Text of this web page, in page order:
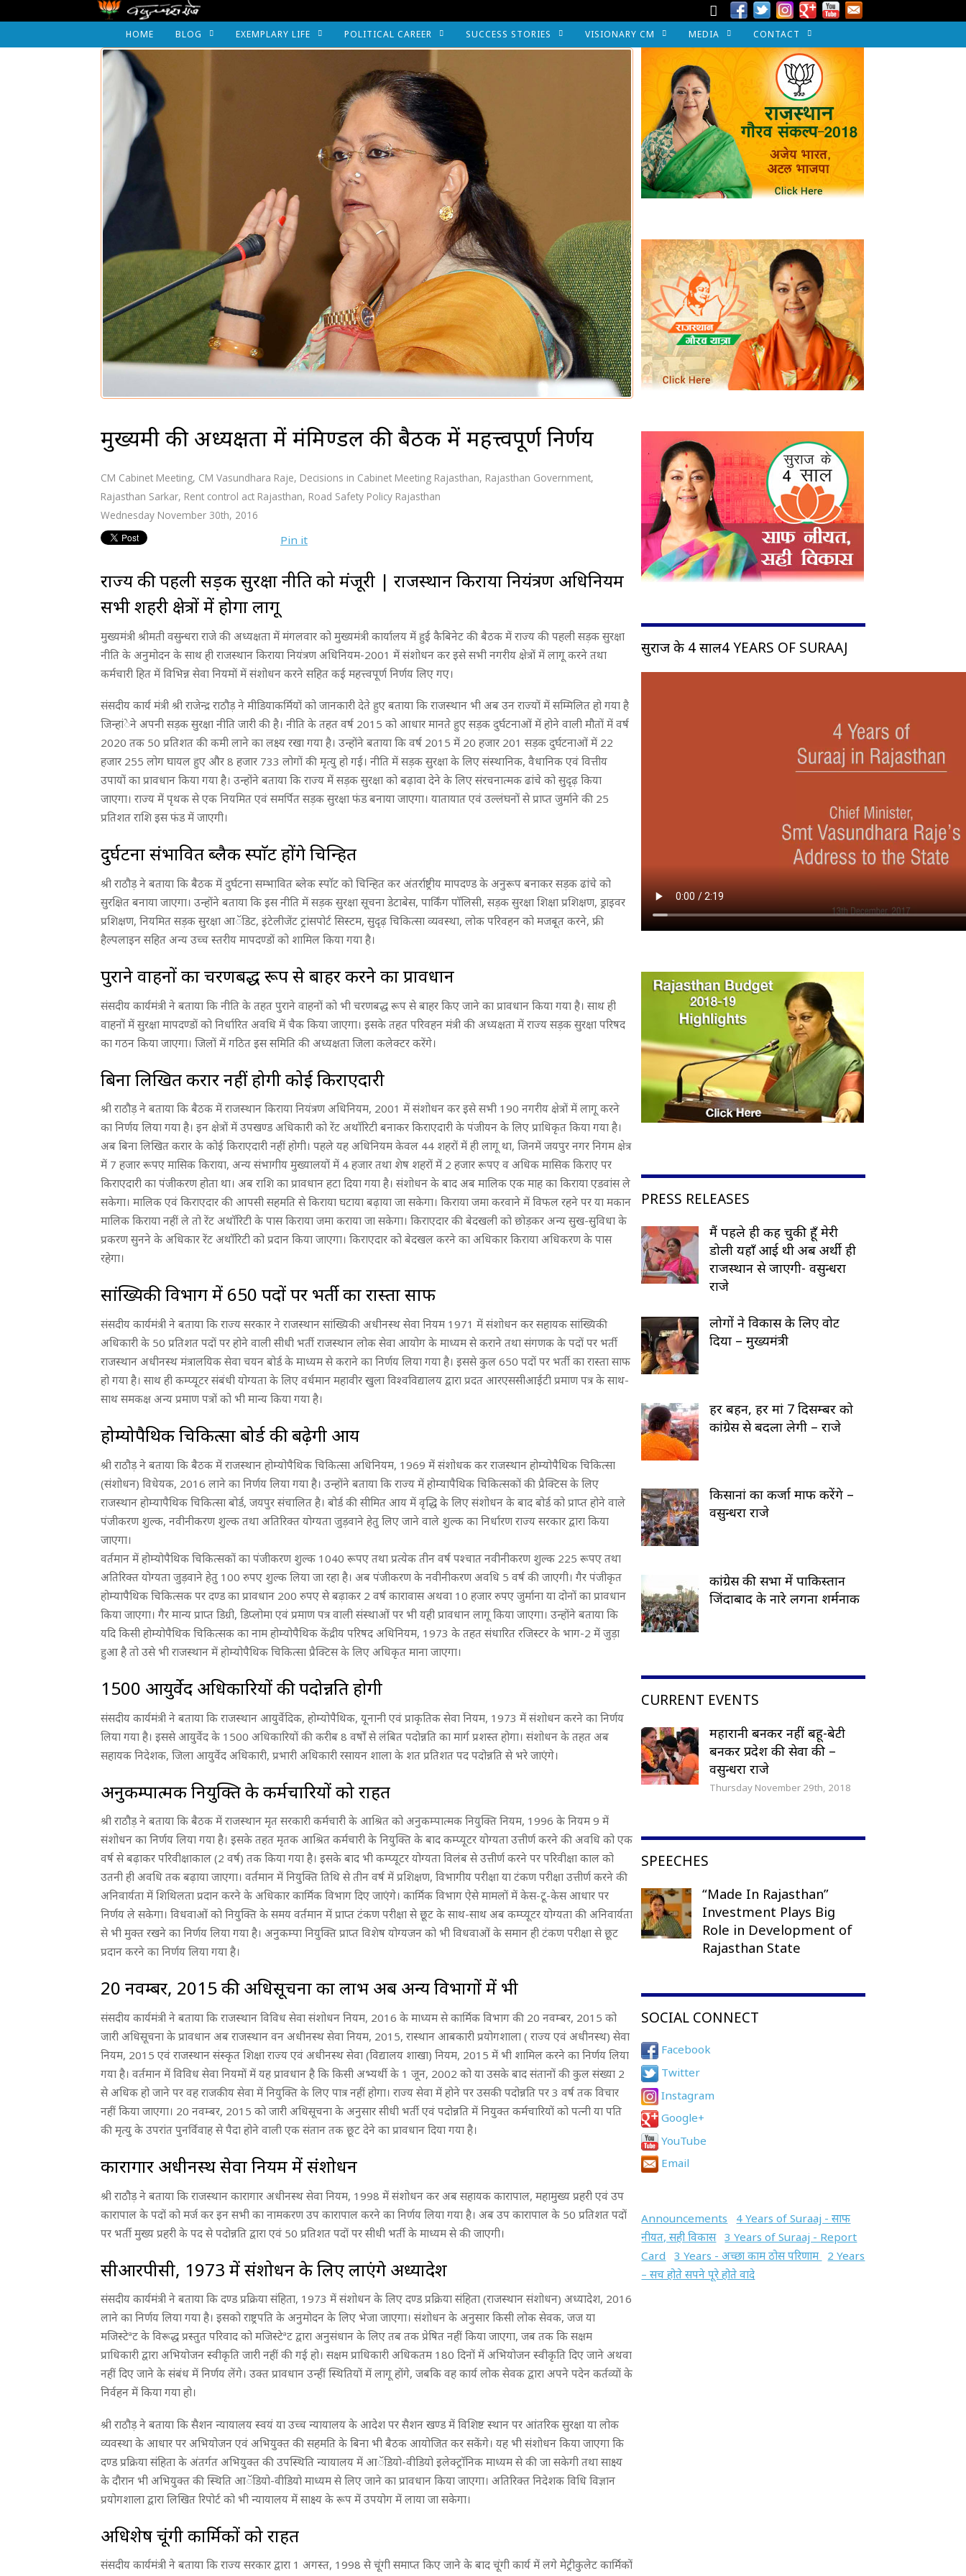
HOME BLOG EXEMPLARY LIFE POLITICAL CAREER SUCCESS STORIES VISIONARY CM MEDIA CONTACT
मुख्यमंत्री की अध्यक्षता में मंत्रिमण्डल की बैठक में महत्त्वपूर्ण निर्णय
CM Cabinet Meeting, CM Vasundhara Raje, Decisions in Cabinet Meeting Rajasthan, Rajasthan Government,
Rajasthan Sarkar, Rent control act Rajasthan, Road Safety Policy Rajasthan
Wednesday November 30th, 2016
Pin it
राज्य की पहली सड़क सुरक्षा नीति को मंजूरी | राजस्थान किराया नियंत्रण अधिनियम
सभी शहरी क्षेत्रों में होगा लागू
मुख्यमंत्री श्रीमती वसुन्धरा राजे की अध्यक्षता में मंगलवार को मुख्यमंत्री कार्यालय में हुई कैबिनेट की बैठक में राज्य की पहली सड़क सुरक्षा
नीति के अनुमोदन के साथ ही राजस्थान किराया नियंत्रण अधिनियम-2001 में संशोधन कर इसे सभी नगरीय क्षेत्रों में लागू करने तथा
कर्मचारी हित में विभिन्न सेवा नियमों में संशोधन करने सहित कई महत्त्वपूर्ण निर्णय लिए गए।
संसदीय कार्य मंत्री श्री राजेन्द्र राठौड़ ने मीडियाकर्मियों को जानकारी देते हुए बताया कि राजस्थान भी अब उन राज्यों में सम्मिलित हो गया है
जिन्हांेने अपनी सड़क सुरक्षा नीति जारी की है। नीति के तहत वर्ष 2015 को आधार मानते हुए सड़क दुर्घटनाओं में होने वाली मौतों में वर्ष
2020 तक 50 प्रतिशत की कमी लाने का लक्ष्य रखा गया है। उन्होंने बताया कि वर्ष 2015 में 20 हजार 201 सड़क दुर्घटनाओं में 22
हजार 255 लोग घायल हुए और 8 हजार 733 लोगों की मृत्यु हो गई। नीति में सड़क सुरक्षा के लिए संस्थानिक, वैधानिक एवं वित्तीय
उपायों का प्रावधान किया गया है। उन्होंने बताया कि राज्य में सड़क सुरक्षा को बढ़ावा देने के लिए संरचनात्मक ढांचे को सुदृढ़ किया
जाएगा। राज्य में पृथक से एक नियमित एवं समर्पित सड़क सुरक्षा फंड बनाया जाएगा। यातायात एवं उल्लंघनों से प्राप्त जुर्माने की 25
प्रतिशत राशि इस फंड में जाएगी।
दुर्घटना संभावित ब्लैक स्पाॅट होंगे चिन्हित
श्री राठौड़ ने बताया कि बैठक में दुर्घटना सम्भावित ब्लेक स्पाॅट को चिन्हित कर अंतर्राष्ट्रीय मापदण्ड के अनुरूप बनाकर सड़क ढांचे को
सुरक्षित बनाया जाएगा। उन्होंने बताया कि इस नीति में सड़क सुरक्षा सूचना डेटाबेस, पार्किंग पाॅलिसी, सड़क सुरक्षा शिक्षा प्रशिक्षण, ड्राइवर
प्रशिक्षण, नियमित सड़क सुरक्षा आॅडिट, इंटेलीजेंट ट्रांसपोर्ट सिस्टम, सुदृढ़ चिकित्सा व्यवस्था, लोक परिवहन को मजबूत करने, फ्री
हैल्पलाइन सहित अन्य उच्च स्तरीय मापदण्डों को शामिल किया गया है।
पुराने वाहनों का चरणबद्ध रूप से बाहर करने का प्रावधान
संसदीय कार्यमंत्री ने बताया कि नीति के तहत पुराने वाहनों को भी चरणबद्ध रूप से बाहर किए जाने का प्रावधान किया गया है। साथ ही
वाहनों में सुरक्षा मापदण्डों को निर्धारित अवधि में चैक किया जाएगा। इसके तहत परिवहन मंत्री की अध्यक्षता में राज्य सड़क सुरक्षा परिषद
का गठन किया जाएगा। जिलों में गठित इस समिति की अध्यक्षता जिला कलेक्टर करेंगे।
बिना लिखित करार नहीं होगी कोई किराएदारी
श्री राठौड़ ने बताया कि बैठक में राजस्थान किराया नियंत्रण अधिनियम, 2001 में संशोधन कर इसे सभी 190 नगरीय क्षेत्रों में लागू करने
का निर्णय लिया गया है। इन क्षेत्रों में उपखण्ड अधिकारी को रेंट अथाॅरिटी बनाकर किराएदारी के पंजीयन के लिए प्राधिकृत किया गया है।
अब बिना लिखित करार के कोई किराएदारी नहीं होगी। पहले यह अधिनियम केवल 44 शहरों में ही लागू था, जिनमें जयपुर नगर निगम क्षेत्र
में 7 हजार रूपए मासिक किराया, अन्य संभागीय मुख्यालयों में 4 हजार तथा शेष शहरों में 2 हजार रूपए व अधिक मासिक किराए पर
किराएदारी का पंजीकरण होता था। अब राशि का प्रावधान हटा दिया गया है। संशोधन के बाद अब मालिक एक माह का किराया एडवांस ले
सकेगा। मालिक एवं किराएदार की आपसी सहमति से किराया घटाया बढ़ाया जा सकेगा। किराया जमा करवाने में विफल रहने पर या मकान
मालिक किराया नहीं ले तो रेंट अथाॅरिटी के पास किराया जमा कराया जा सकेगा। किराएदार की बेदखली को छोड़कर अन्य सुख-सुविधा के
प्रकरण सुनने के अधिकार रेंट अथाॅरिटी को प्रदान किया जाएगा। किराएदार को बेदखल करने का अधिकार किराया अधिकरण के पास
रहेगा।
सांख्यिकी विभाग में 650 पदों पर भर्ती का रास्ता साफ
संसदीय कार्यमंत्री ने बताया कि राज्य सरकार ने राजस्थान सांख्यिकी अधीनस्थ सेवा नियम 1971 में संशोधन कर सहायक सांख्यिकी
अधिकारी के 50 प्रतिशत पदों पर होने वाली सीधी भर्ती राजस्थान लोक सेवा आयोग के माध्यम से कराने तथा संगणक के पदों पर भर्ती
राजस्थान अधीनस्थ मंत्रालयिक सेवा चयन बोर्ड के माध्यम से कराने का निर्णय लिया गया है। इससे कुल 650 पदों पर भर्ती का रास्ता साफ
हो गया है। साथ ही कम्प्यूटर संबंधी योग्यता के लिए वर्धमान महावीर खुला विश्वविद्यालय द्वारा प्रदत आरएससीआईटी प्रमाण पत्र के साथ-
साथ समकक्ष अन्य प्रमाण पत्रों को भी मान्य किया गया है।
होम्योपैथिक चिकित्सा बोर्ड की बढे़गी आय
श्री राठौड़ ने बताया कि बैठक में राजस्थान होम्योपैथिक चिकित्सा अधिनियम, 1969 में संशोधक कर राजस्थान होम्योपैथिक चिकित्सा
(संशोधन) विधेयक, 2016 लाने का निर्णय लिया गया है। उन्होंने बताया कि राज्य में होम्यापैथिक चिकित्सकों की प्रैक्टिस के लिए
राजस्थान होम्यापैथिक चिकित्सा बोर्ड, जयपुर संचालित है। बोर्ड की सीमित आय में वृद्धि के लिए संशोधन के बाद बोर्ड को प्राप्त होने वाले
पंजीकरण शुल्क, नवीनीकरण शुल्क तथा अतिरिक्त योग्यता जुड़वाने हेतु लिए जाने वाले शुल्क का निर्धारण राज्य सरकार द्वारा किया
जाएगा।
वर्तमान में होम्योपैथिक चिकित्सकों का पंजीकरण शुल्क 1040 रूपए तथा प्रत्येक तीन वर्ष पश्चात नवीनीकरण शुल्क 225 रूपए तथा
अतिरिक्त योग्यता जुड़वाने हेतु 100 रुपए शुल्क लिया जा रहा है। अब पंजीकरण के नवीनीकरण अवधि 5 वर्ष की जाएगी। गैर पंजीकृत
होम्यापैथिक चिकित्सक पर दण्ड का प्रावधान 200 रुपए से बढ़ाकर 2 वर्ष कारावास अथवा 10 हजार रुपए जुर्माना या दोनों का प्रावधान
किया जाएगा। गैर मान्य प्राप्त डिग्री, डिप्लोमा एवं प्रमाण पत्र वाली संस्थाओं पर भी यही प्रावधान लागू किया जाएगा। उन्होंने बताया कि
यदि किसी होम्योपैथिक चिकित्सक का नाम होम्योपैथिक केंद्रीय परिषद अधिनियम, 1973 के तहत संधारित रजिस्टर के भाग-2 में जुड़ा
हुआ है तो उसे भी राजस्थान में होम्योपैथिक चिकित्सा प्रैक्टिस के लिए अधिकृत माना जाएगा।
1500 आयुर्वेद अधिकारियों की पदोन्नति होगी
संसदीय कार्यमंत्री ने बताया कि राजस्थान आयुर्वेदिक, होम्योपैथिक, यूनानी एवं प्राकृतिक सेवा नियम, 1973 में संशोधन करने का निर्णय
लिया गया है। इससे आयुर्वेद के 1500 अधिकारियों की करीब 8 वर्षों से लंबित पदोन्नति का मार्ग प्रशस्त होगा। संशोधन के तहत अब
सहायक निदेशक, जिला आयुर्वेद अधिकारी, प्रभारी अधिकारी रसायन शाला के शत प्रतिशत पद पदोन्नति से भरे जाएंगे।
अनुकम्पात्मक नियुक्ति के कर्मचारियों को राहत
श्री राठौड़ ने बताया कि बैठक में राजस्थान मृत सरकारी कर्मचारी के आश्रित को अनुकम्पात्मक नियुक्ति नियम, 1996 के नियम 9 में
संशोधन का निर्णय लिया गया है। इसके तहत मृतक आश्रित कर्मचारी के नियुक्ति के बाद कम्प्यूटर योग्यता उत्तीर्ण करने की अवधि को एक
वर्ष से बढ़ाकर परिवीक्षाकाल (2 वर्ष) तक किया गया है। इसके बाद भी कम्प्यूटर योग्यता विलंब से उत्तीर्ण करने पर परिवीक्षा काल को
उतनी ही अवधि तक बढ़ाया जाएगा। वर्तमान में नियुक्ति तिथि से तीन वर्ष में प्रशिक्षण, विभागीय परीक्षा या टंकण परीक्षा उत्तीर्ण करने की
अनिवार्यता में शिथिलता प्रदान करने के अधिकार कार्मिक विभाग दिए जाएंगे। कार्मिक विभाग ऐसे मामलों में केस-टू-केस आधार पर
निर्णय ले सकेगा। विधवाओं को नियुक्ति के समय वर्तमान में प्राप्त टंकण परीक्षा से छूट के साथ-साथ अब कम्प्यूटर योग्यता की अनिवार्यता
से भी मुक्त रखने का निर्णय लिया गया है। अनुकम्पा नियुक्ति प्राप्त विशेष योग्यजन को भी विधवाओं के समान ही टंकण परीक्षा से छूट
प्रदान करने का निर्णय लिया गया है।
20 नवम्बर, 2015 की अधिसूचना का लाभ अब अन्य विभागों में भी
संसदीय कार्यमंत्री ने बताया कि राजस्थान विविध सेवा संशोधन नियम, 2016 के माध्यम से कार्मिक विभाग की 20 नवम्बर, 2015 को
जारी अधिसूचना के प्रावधान अब राजस्थान वन अधीनस्थ सेवा नियम, 2015, रास्थान आबकारी प्रयोगशाला ( राज्य एवं अधीनस्थ) सेवा
नियम, 2015 एवं राजस्थान संस्कृत शिक्षा राज्य एवं अधीनस्थ सेवा (विद्यालय शाखा) नियम, 2015 में भी शामिल करने का निर्णय लिया
गया है। वर्तमान में विविध सेवा नियमों में यह प्रावधान है कि किसी अभ्यर्थी के 1 जून, 2002 को या उसके बाद संतानों की कुल संख्या 2
से अधिक हो जाने पर वह राजकीय सेवा में नियुक्ति के लिए पात्र नहीं होगा। राज्य सेवा में होने पर उसकी पदोन्नति पर 3 वर्ष तक विचार
नहीं किया जाएगा। 20 नवम्बर, 2015 को जारी अधिसूचना के अनुसार सीधी भर्ती एवं पदोन्नति में नियुक्त कर्मचारियों को पत्नी या पति
की मृत्यु के उपरांत पुनर्विवाह से पैदा होने वाली एक संतान तक छूट देने का प्रावधान दिया गया है।
कारागार अधीनस्थ सेवा नियम में संशोधन
श्री राठौड़ ने बताया कि राजस्थान कारागार अधीनस्थ सेवा नियम, 1998 में संशोधन कर अब सहायक कारापाल, महामुख्य प्रहरी एवं उप
कारापाल के पदों को मर्ज कर इन सभी का नामकरण उप कारापाल करने का निर्णय लिया गया है। अब उप कारापाल के 50 प्रतिशत पदों
पर भर्ती मुख्य प्रहरी के पद से पदोन्नति द्वारा एवं 50 प्रतिशत पदों पर सीधी भर्ती के माध्यम से की जाएगी।
सीआरपीसी, 1973 में संशोधन के लिए लाएंगे अध्यादेश
संसदीय कार्यमंत्री ने बताया कि दण्ड प्रक्रिया संहिता, 1973 में संशोधन के लिए दण्ड प्रक्रिया संहिता (राजस्थान संशोधन) अध्यादेश, 2016
लाने का निर्णय लिया गया है। इसको राष्ट्रपति के अनुमोदन के लिए भेजा जाएगा। संशोधन के अनुसार किसी लोक सेवक, जज या
मजिस्टेªट के विरूद्ध प्रस्तुत परिवाद को मजिस्टेªट द्वारा अनुसंधान के लिए तब तक प्रेषित नहीं किया जाएगा, जब तक कि सक्षम
प्राधिकारी द्वारा अभियोजन स्वीकृति जारी नहीं की गई हो। सक्षम प्राधिकारी अधिकतम 180 दिनों में अभियोजन स्वीकृति दिए जाने अथवा
नहीं दिए जाने के संबंध में निर्णय लेंगे। उक्त प्रावधान उन्हीं स्थितियों में लागू होंगे, जबकि वह कार्य लोक सेवक द्वारा अपने पदेन कर्तव्यों के
निर्वहन में किया गया हो।
श्री राठौड़ ने बताया कि सैशन न्यायालय स्वयं या उच्च न्यायालय के आदेश पर सैशन खण्ड में विशिष्ट स्थान पर आंतरिक सुरक्षा या लोक
व्यवस्था के आधार पर अभियोजन एवं अभियुक्त की सहमति के बिना भी बैठक आयोजित कर सकेंगे। यह भी संशोधन किया जाएगा कि
दण्ड प्रक्रिया संहिता के अंतर्गत अभियुक्त की उपस्थिति न्यायालय में आॅडियो-वीडियो इलेक्ट्राॅनिक माध्यम से की जा सकेगी तथा साक्ष्य
के दौरान भी अभियुक्त की स्थिति आॅडियो-वीडियो माध्यम से लिए जाने का प्रावधान किया जाएगा। अतिरिक्त निदेशक विधि विज्ञान
प्रयोगशाला द्वारा लिखित रिपोर्ट को भी न्यायालय में साक्ष्य के रूप में उपयोग में लाया जा सकेगा।
अधिशेष चूंगी कार्मिकों को राहत
संसदीय कार्यमंत्री ने बताया कि राज्य सरकार द्वारा 1 अगस्त, 1998 से चूंगी समाप्त किए जाने के बाद चूंगी कार्य में लगे मेट्रीकुलेट कार्मिकों
सुराज के 4 साल4 YEARS OF SURAAJ
PRESS RELEASES
मैं पहले ही कह चुकी हूँ मेरी
डोली यहाँ आई थी अब अर्थी ही
राजस्थान से जाएगी- वसुन्धरा
राजे
लोगों ने विकास के लिए वोट
दिया – मुख्यमंत्री
हर बहन, हर मां 7 दिसम्बर को
कांग्रेस से बदला लेगी – राजे
किसानां का कर्जा माफ करेंगे –
वसुन्धरा राजे
कांग्रेस की सभा में पाकिस्तान
जिंदाबाद के नारे लगना शर्मनाक
CURRENT EVENTS
महारानी बनकर नहीं बहू-बेटी
बनकर प्रदेश की सेवा की –
वसुन्धरा राजे
Thursday November 29th, 2018
SPEECHES
“Made In Rajasthan”
Investment Plays Big
Role in Development of
Rajasthan State
SOCIAL CONNECT
Facebook
Twitter
Instagram
Google+
YouTube
Email
Announcements
4 Years of Suraaj - साफ
नीयत, सही विकास 3 Years of Suraaj - Report
Card
3 Years - अच्छा काम ठोस परिणाम
2 Years
– सच होते सपने पूरे होते वादे